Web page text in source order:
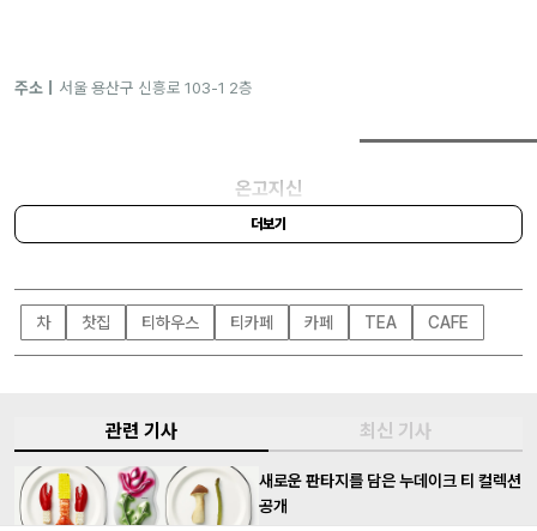
주소｜ 서울 용산구 신흥로 103-1 2층
온고지신
더보기
차 찻집 티하우스 티카페 카페 TEA CAFE
관련 기사 최신 기사
새로운 판타지를 담은 누데이크 티 컬렉션
공개